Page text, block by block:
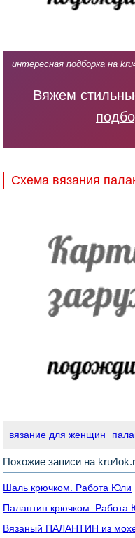
интересная подборка на
Вяжем
Схема вязания
вязание для женщин
Похожие записи на
Шаль крючком. Работа Юли
Палантин крючком. Работа
Вязаный ПАЛАНТИН из